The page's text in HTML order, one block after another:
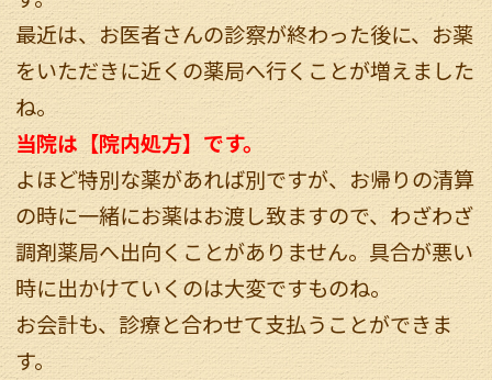
最近は、お医者さんの診察が終わった後に、お薬
をいただきに近くの薬局へ行くことが増えました
ね。
当院は【院内処方】です。
よほど特別な薬があれば別ですが、お帰りの清算
の時に一緒にお薬はお渡し致ますので、わざわざ
調剤薬局へ出向くことがありません。具合が悪い
時に出かけていくのは大変ですものね。
お会計も、診療と合わせて支払うことができま
す。